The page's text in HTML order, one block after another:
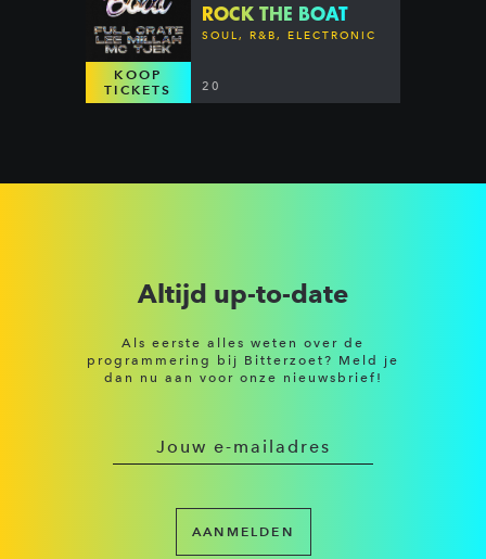
KOOP
TICKETS
ROCK THE BOAT
SOUL, R&B, ELECTRONIC
20
Altijd up-to-date
Als eerste alles weten over de
programmering bij Bitterzoet? Meld je
dan nu aan voor onze nieuwsbrief!
AANMELDEN